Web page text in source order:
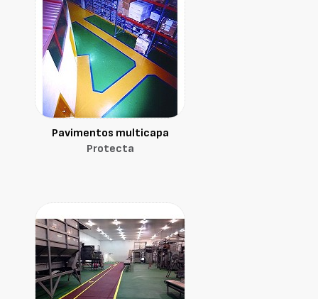
Pavimentos multicapa
Protecta